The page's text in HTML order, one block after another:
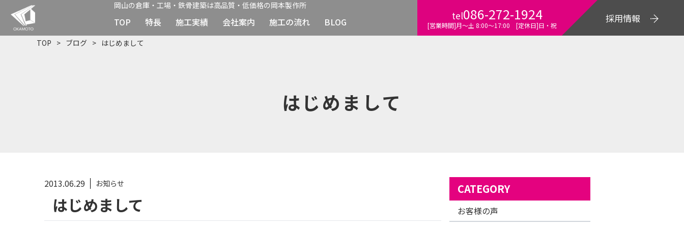
岡山の倉庫・工場・鉄骨建築は高品質・低価格の岡本製作所
TOP 特長 施工実績 会社案内 施工の流れ BLOG
tel086-272-1924
[営業時間]月～土 8:00〜17:00 [定休日]日・祝
採用情報
TOP ブログ はじめまして
はじめまして
2013.06.29 お知らせ
はじめまして
CATEGORY
お客様の声